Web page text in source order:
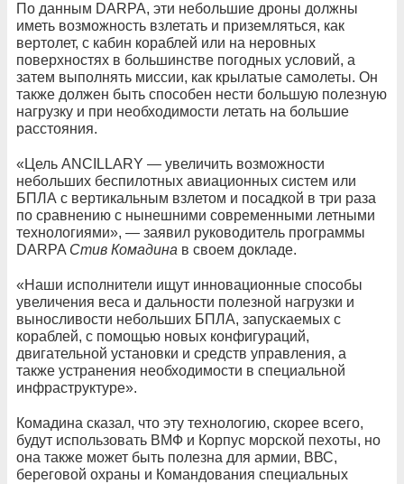
По данным DARPA, эти небольшие дроны должны
иметь возможность взлетать и приземляться, как
вертолет, с кабин кораблей или на неровных
поверхностях в большинстве погодных условий, а
затем выполнять миссии, как крылатые самолеты. Он
также должен быть способен нести большую полезную
нагрузку и при необходимости летать на большие
расстояния.
«Цель ANCILLARY — увеличить возможности
небольших беспилотных авиационных систем или
БПЛА с вертикальным взлетом и посадкой в ​​три раза
по сравнению с нынешними современными летными
технологиями», — заявил руководитель программы
DARPA Стив Комадина в своем докладе.
«Наши исполнители ищут инновационные способы
увеличения веса и дальности полезной нагрузки и
выносливости небольших БПЛА, запускаемых с
кораблей, с помощью новых конфигураций,
двигательной установки и средств управления, а
также устранения необходимости в специальной
инфраструктуре».
Комадина сказал, что эту технологию, скорее всего,
будут использовать ВМФ и Корпус морской пехоты, но
она также может быть полезна для армии, ВВС,
береговой охраны и Командования специальных